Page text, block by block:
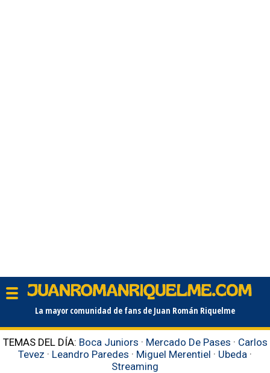
La mayor comunidad de fans de Juan Román Riquelme
TEMAS DEL DÍA: Boca Juniors · Mercado De Pases · Carlos
Tevez · Leandro Paredes · Miguel Merentiel · Ubeda ·
Streaming